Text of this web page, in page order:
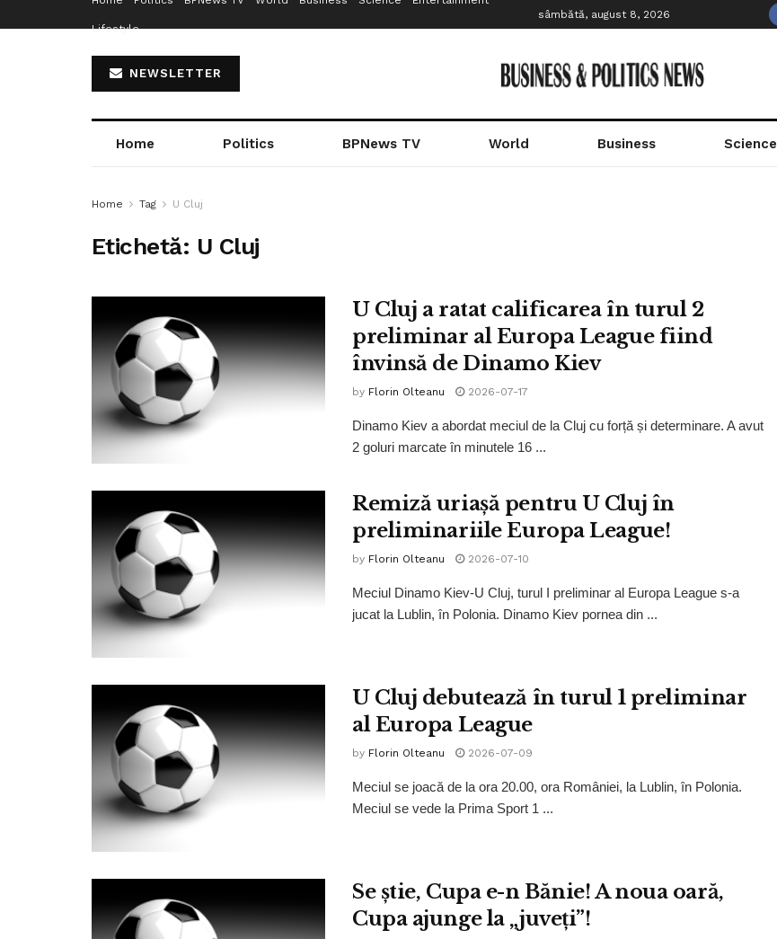
Lifestyle
sâmbătă, august 8, 2026
NEWSLETTER
Home Politics BPNews TV World Business Science
Home Tag U Cluj
Etichetă: U Cluj
U Cluj a ratat calificarea în turul 2
preliminar al Europa League fiind
învinsă de Dinamo Kiev
by Florin Olteanu 2026-07-17
Dinamo Kiev a abordat meciul de la Cluj cu forță și determinare. A avut
2 goluri marcate în minutele 16 ...
Remiză uriașă pentru U Cluj în
preliminariile Europa League!
by Florin Olteanu 2026-07-10
Meciul Dinamo Kiev-U Cluj, turul I preliminar al Europa League s-a
jucat la Lublin, în Polonia. Dinamo Kiev pornea din ...
U Cluj debutează în turul 1 preliminar
al Europa League
by Florin Olteanu 2026-07-09
Meciul se joacă de la ora 20.00, ora României, la Lublin, în Polonia.
Meciul se vede la Prima Sport 1 ...
Se știe, Cupa e-n Bănie! A noua oară,
Cupa ajunge la „juveți”!